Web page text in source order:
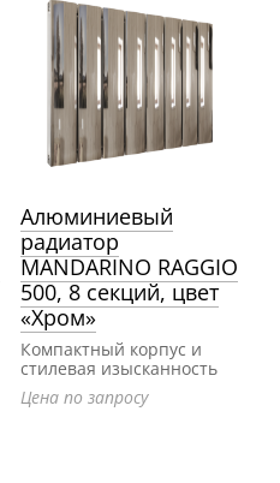
Алюминиевый
радиатор
MANDARINO RAGGIO
500, 8 секций, цвет
«Хром»
Компактный корпус и
стилевая изысканность
Цена по запросу